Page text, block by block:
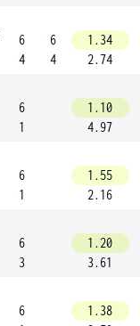
6
4
6
4
1.34
2.74
6
1
1.10
4.97
6
1
1.55
2.16
6
3
1.20
3.61
6
1.38